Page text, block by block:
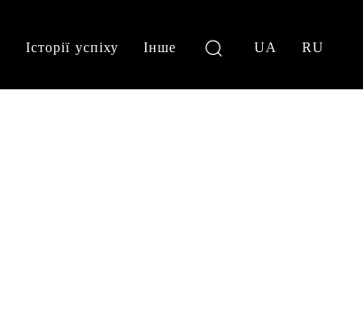
Історії успіху Інше UA RU